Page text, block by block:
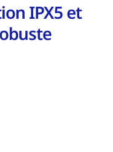
IPX5 et